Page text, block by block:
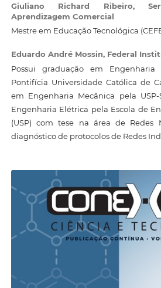
Giuliano Richard Ribeiro,
Aprendizagem Comercial
Mestre em Educação Tecnológica
Eduardo André Mossin, Federal
Possui graduação em
Pontifícia Universidade Católica de
em Engenharia Mecânica pela
Engenharia Elétrica pela Escola de
(USP) com tese na área de Redes
diagnóstico de protocolos de Redes